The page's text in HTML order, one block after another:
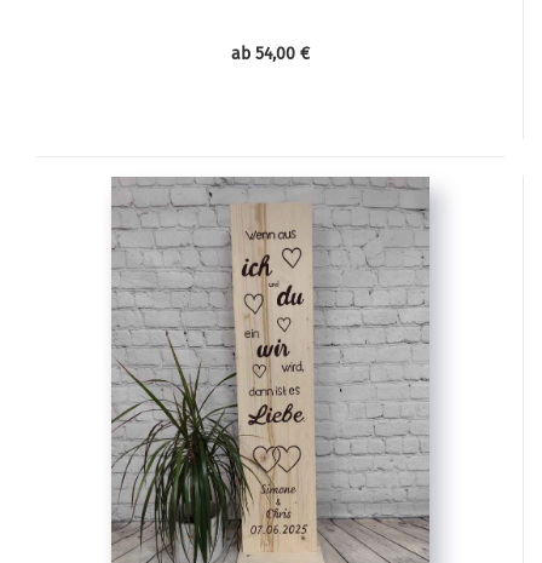
ab 54,00 €